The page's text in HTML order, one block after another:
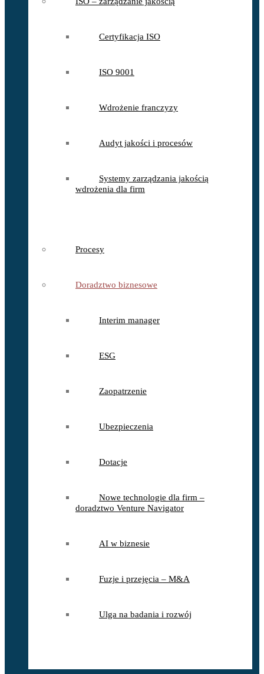
Certyfikacja ISO
ISO 9001
Wdrożenie franczyzy
Audyt jakości i procesów
Systemy zarządzania jakością
wdrożenia dla firm
Procesy
Doradztwo biznesowe
Interim manager
ESG
Zaopatrzenie
Ubezpieczenia
Dotacje
Nowe technologie dla firm –
doradztwo Venture Navigator
AI w biznesie
Fuzje i przejęcia – M&A
Ulga na badania i rozwój